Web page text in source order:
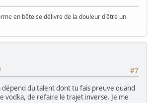
en bête se délivre de la douleur d'être un
#7
dépend du talent dont tu fais preuve quand
vodka, de refaire le trajet inverse. Je me